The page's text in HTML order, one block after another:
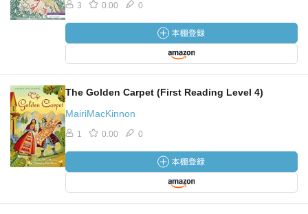
3 0.00 0
The Golden Carpet (First Reading Level 4)
MairiMacKinnon
1 0.00 0